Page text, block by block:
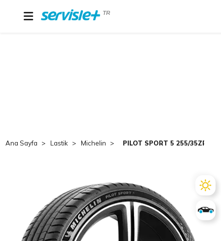
TR
Ana Sayfa Lastik Michelin PILOT SPORT 5 255/35ZR19